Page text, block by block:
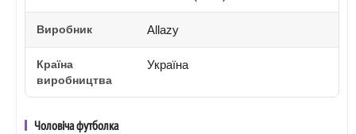
Виробник Allazy
Країна
виробництва
Україна
Чоловіча футболка